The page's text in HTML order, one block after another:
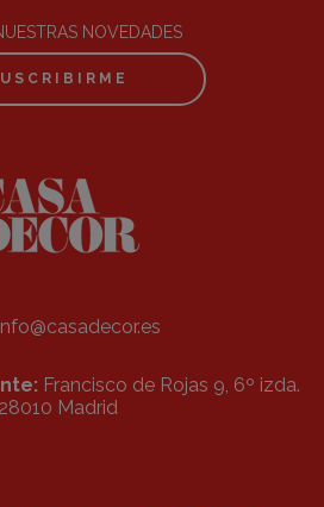
NOVEDADES
Francisco de Rojas 9, 6º izda.
28010 Madrid